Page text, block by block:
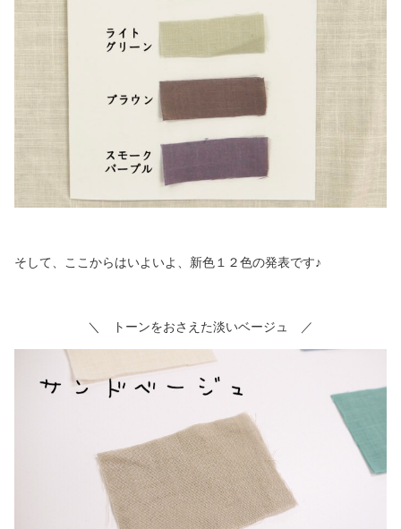
そして、ここからはいよいよ、新色１２色の発表です♪
＼ トーンをおさえた淡いベージュ ／